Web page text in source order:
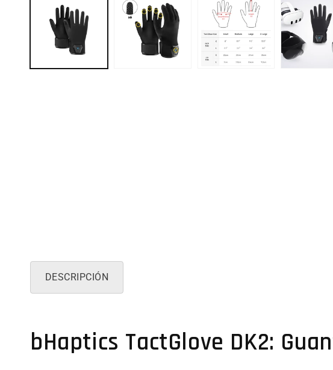
DESCRIPCIÓN
bHaptics TactGlove DK2: